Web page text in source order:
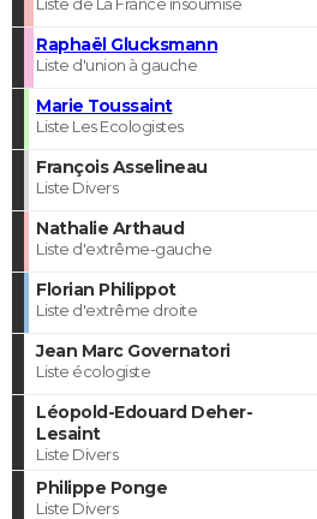
Raphaël Glucksmann
Liste d'union à gauche
Marie Toussaint
Liste Les Ecologistes
François Asselineau
Liste Divers
Nathalie Arthaud
Liste d'extrême-gauche
Florian Philippot
Liste d'extrême droite
Jean Marc Governatori
Liste écologiste
Léopold-Edouard Deher-
Lesaint
Liste Divers
Philippe Ponge
Liste Divers